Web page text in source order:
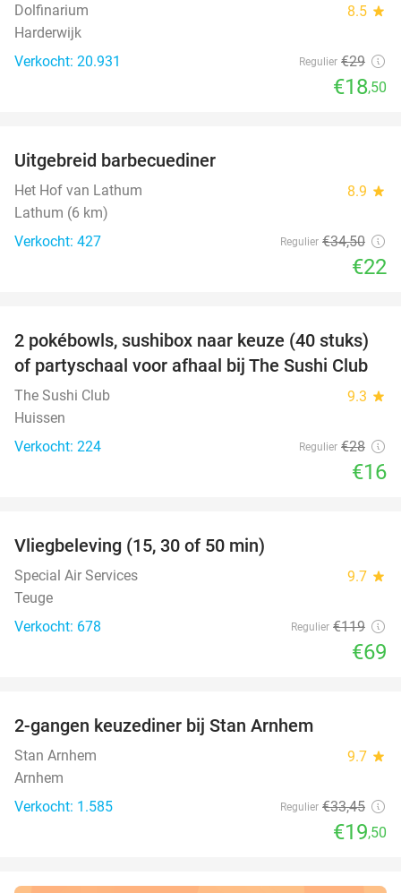
Dolfinarium 8.5 star
Harderwijk
Verkocht: 20.931
Regulier €29
€18,50
Uitgebreid barbecuediner
Het Hof van Lathum 8.9 star
Lathum (6 km)
Verkocht: 427
Regulier €34,50
€22
43%
2 pokébowls, sushibox naar keuze (40 stuks)
of partyschaal voor afhaal bij The Sushi Club
The Sushi Club 9.3 star
Huissen
Verkocht: 224
Regulier €28
€16
Vliegbeleving (15, 30 of 50 min)
Special Air Services 9.7 star
Teuge
Verkocht: 678
Regulier €119
€69
2-gangen keuzediner bij Stan Arnhem
Stan Arnhem 9.7 star
Arnhem
Verkocht: 1.585
Regulier €33,45
€19,50